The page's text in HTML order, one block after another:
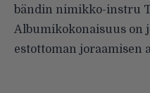
bändin nimikko-instru
Albumikokonaisuus on
estottoman joraamisen